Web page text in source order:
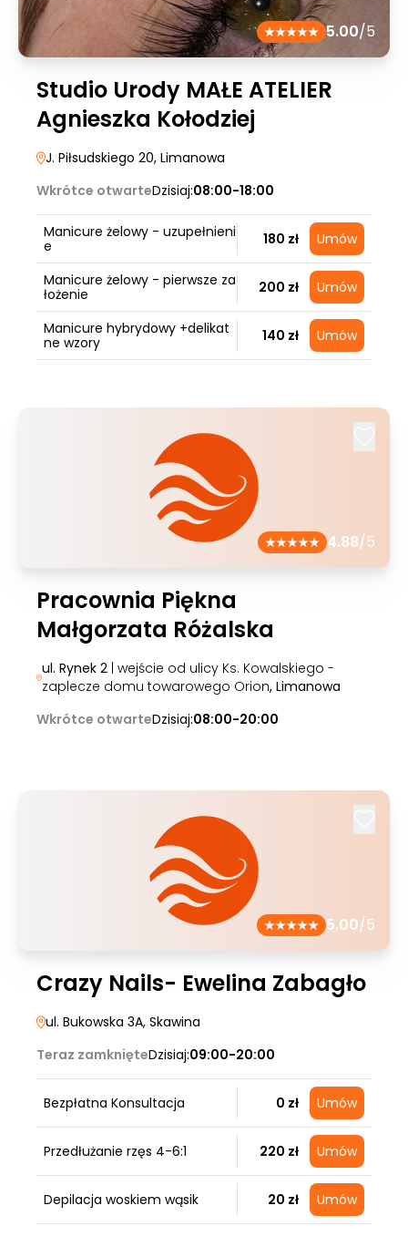
5.00/5
Studio Urody MAŁE ATELIER
Agnieszka Kołodziej
J. Piłsudskiego 20, Limanowa
Wkrótce otwarteDzisiaj:08:00-18:00
Manicure żelowy - uzupełnieni
e
180 zł Umów
Manicure żelowy - pierwsze za
łożenie
200 zł Umów
Manicure hybrydowy +delikat
ne wzory
140 zł Umów
4.88/5
Pracownia Piękna
Małgorzata Różalska
ul. Rynek 2| wejście od ulicy Ks. Kowalskiego -
zaplecze domu towarowego Orion, Limanowa
Wkrótce otwarteDzisiaj:08:00-20:00
5.00/5
Crazy Nails- Ewelina Zabagło
ul. Bukowska 3A, Skawina
Teraz zamknięteDzisiaj:09:00-20:00
Bezpłatna Konsultacja 0 zł Umów
Przedłużanie rzęs 4-6:1 220 zł Umów
Depilacja woskiem wąsik 20 zł Umów